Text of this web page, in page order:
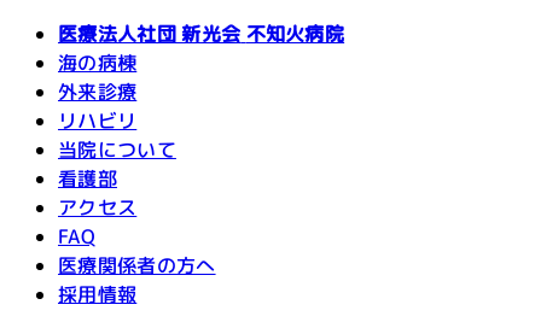
医療法人社団 新光会 不知火病院
海の病棟
外来診療
リハビリ
当院について
看護部
アクセス
FAQ
医療関係者の方へ
採用情報